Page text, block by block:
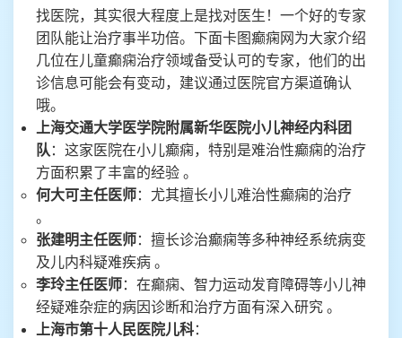
找医院，其实很大程度上是找对医生！一个好的专家
团队能让治疗事半功倍。下面卡图癫痫网为大家介绍
几位在儿童癫痫治疗领域备受认可的专家，他们的出
诊信息可能会有变动，建议通过医院官方渠道确认
哦。
上海交通大学医学院附属新华医院小儿神经内科团
队 ：这家医院在小儿癫痫，特别是难治性癫痫的治疗
方面积累了丰富的经验 。
何大可主任医师：尤其擅长小儿难治性癫痫的治疗
。
张建明主任医师：擅长诊治癫痫等多种神经系统病变
及儿内科疑难疾病 。
李玲主任医师：在癫痫、智力运动发育障碍等小儿神
经疑难杂症的病因诊断和治疗方面有深入研究 。
上海市第十人民医院儿科：